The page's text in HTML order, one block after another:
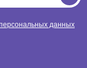
данных